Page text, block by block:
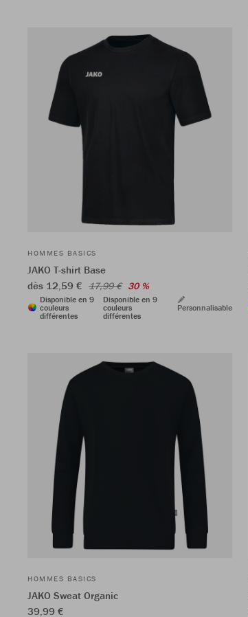
HOMMES BASICS
JAKO T-shirt Base
dès 12,59 € 17,99 € 30 %
Disponible en 9
couleurs
différentes
Disponible en 9
couleurs
différentes
Personnalisable
HOMMES BASICS
JAKO Sweat Organic
39,99 €